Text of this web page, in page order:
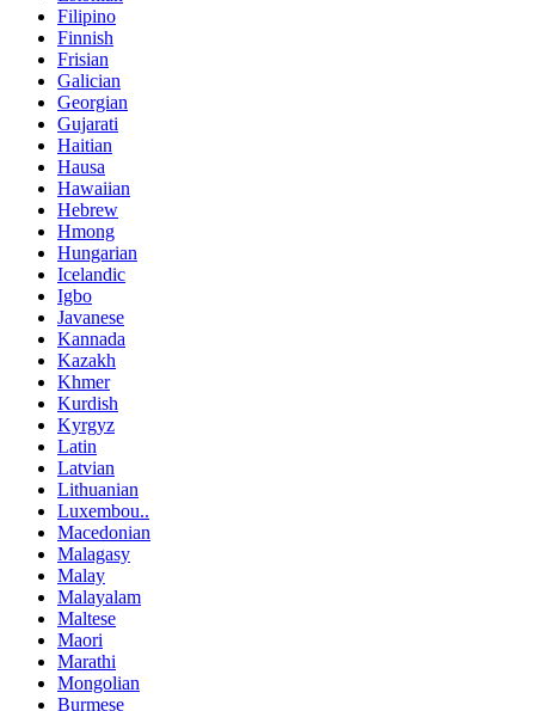
Filipino
Finnish
Frisian
Galician
Georgian
Gujarati
Haitian
Hausa
Hawaiian
Hebrew
Hmong
Hungarian
Icelandic
Igbo
Javanese
Kannada
Kazakh
Khmer
Kurdish
Kyrgyz
Latin
Latvian
Lithuanian
Luxembou..
Macedonian
Malagasy
Malay
Malayalam
Maltese
Maori
Marathi
Mongolian
Burmese